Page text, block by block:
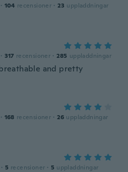
· 104 recensioner · 23 uppladdningar
· 317 recensioner · 285 uppladdningar
and pretty
· 168 recensioner · 26 uppladdningar
· 5 recensioner · 5 uppladdningar